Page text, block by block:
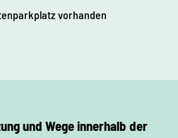
vorhanden
und Wege innerhalb der